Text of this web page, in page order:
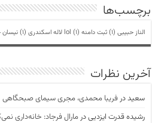
برچسب‌ها
الناز حبیبی (1) ثبت دامنه lol (1) لاله اسکندری (1)
آخرین نظرات
سعیددرفریبا محمدی، مجری سیمای صبحگاهی
رشیده قدرت ایزدییدرمارال فرجاد: خانه‌داری